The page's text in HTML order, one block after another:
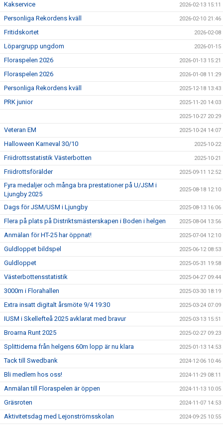
Kakservice 2026-02-13 15:11
Personliga Rekordens kväll 2026-02-10 21:46
Fritidskortet 2026-02-08
Löpargrupp ungdom 2026-01-15
Floraspelen 2026 2026-01-13 15:21
Floraspelen 2026 2026-01-08 11:29
Personliga Rekordens kväll 2025-12-18 13:43
PRK junior 2025-11-20 14:03
2025-10-27 20:29
Veteran EM 2025-10-24 14:07
Halloween Karneval 30/10 2025-10-22
Friidrottsstatistik Västerbotten 2025-10-21
Friidrottsförälder 2025-09-11 12:52
Fyra medaljer och många bra prestationer på U/JSM i
Ljungby 2025
2025-08-18 12:10
Dags för JSM/USM i Ljungby 2025-08-13 16:06
Flera på plats på Distriktsmästerskapen i Boden i helgen 2025-08-04 13:56
Anmälan för HT-25 har öppnat! 2025-07-04 12:10
Guldloppet bildspel 2025-06-12 08:53
Guldloppet 2025-05-31 19:58
Västerbottensstatistik 2025-04-27 09:44
3000m i Florahallen 2025-03-30 18:19
Extra insatt digitalt årsmöte 9/4 19:30 2025-03-24 07:09
IUSM i Skellefteå 2025 avklarat med bravur 2025-03-13 15:51
Broarna Runt 2025 2025-02-27 09:23
Splittiderna från helgens 60m lopp är nu klara 2025-01-13 14:53
Tack till Swedbank 2024-12-06 10:46
Bli medlem hos oss! 2024-11-29 08:11
Anmälan till Floraspelen är öppen 2024-11-13 10:05
Gräsroten 2024-11-07 14:53
Aktivitetsdag med Lejonströmsskolan 2024-09-25 10:55